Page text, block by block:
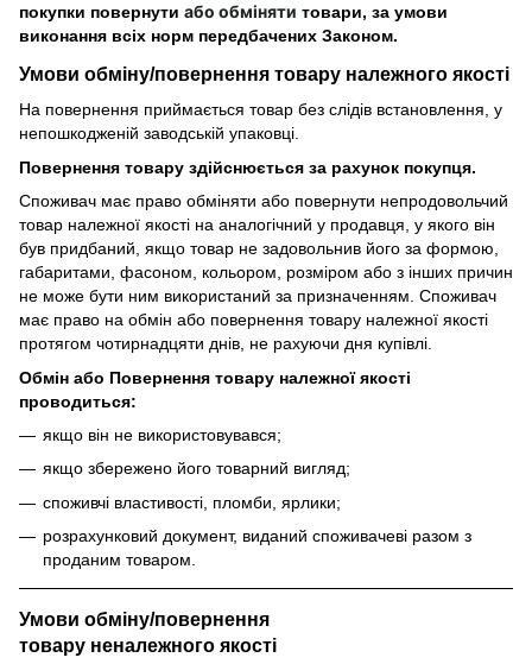
покупки повернути або обміняти товари, за умови
виконання всіх норм передбачених Законом.
Умови обміну/повернення товару належного якості
На повернення приймається товар без слідів встановлення, у
непошкодженій заводській упаковці.
Повернення товару здійснюється за рахунок покупця.
Споживач має право обміняти або повернути непродовольчий
товар належної якості на аналогічний у продавця, у якого він
був придбаний, якщо товар не задовольнив його за формою,
габаритами, фасоном, кольором, розміром або з інших причин
не може бути ним використаний за призначенням. Споживач
має право на обмін або повернення товару належної якості
протягом чотирнадцяти днів, не рахуючи дня купівлі.
Обмін або Повернення товару належної якості
проводиться:
якщо він не використовувався;
якщо збережено його товарний вигляд;
споживчі властивості, пломби, ярлики;
розрахунковий документ, виданий споживачеві разом з
проданим товаром.
Умови обміну/повернення
товару неналежного якості